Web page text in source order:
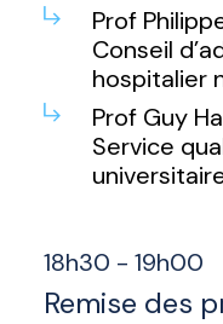
Prof
Conseil
hospitalier
Prof Guy
Service
18h30 - 19h00
Remise des